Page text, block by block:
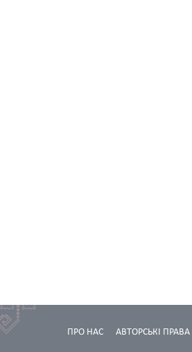
АВТОРСЬКІ ПРАВА
ПРО НАС